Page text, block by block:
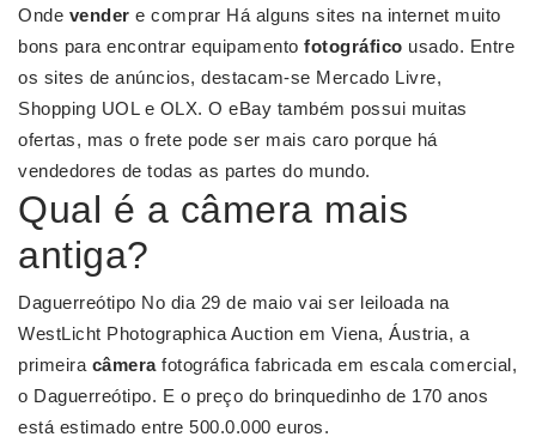
Onde vender e comprar Há alguns sites na internet muito
bons para encontrar equipamento fotográfico usado. Entre
os sites de anúncios, destacam-se Mercado Livre,
Shopping UOL e OLX. O eBay também possui muitas
ofertas, mas o frete pode ser mais caro porque há
vendedores de todas as partes do mundo.
Qual é a câmera mais
antiga?
Daguerreótipo No dia 29 de maio vai ser leiloada na
WestLicht Photographica Auction em Viena, Áustria, a
primeira câmerafotográfica fabricada em escala comercial,
o Daguerreótipo. E o preço do brinquedinho de 170 anos
está estimado entre 500.0.000 euros.